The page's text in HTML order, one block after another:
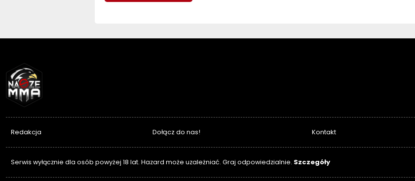
Redakcja Dołącz do nas! Kontakt
Serwis wyłącznie dla osób powyżej 18 lat. Hazard może uzależniać. Graj odpowiedzialnie. Szczegóły